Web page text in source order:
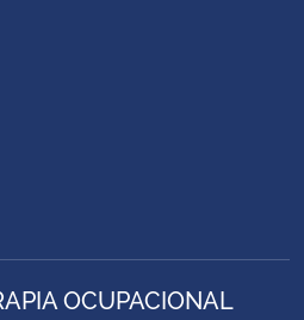
OCUPACIONAL